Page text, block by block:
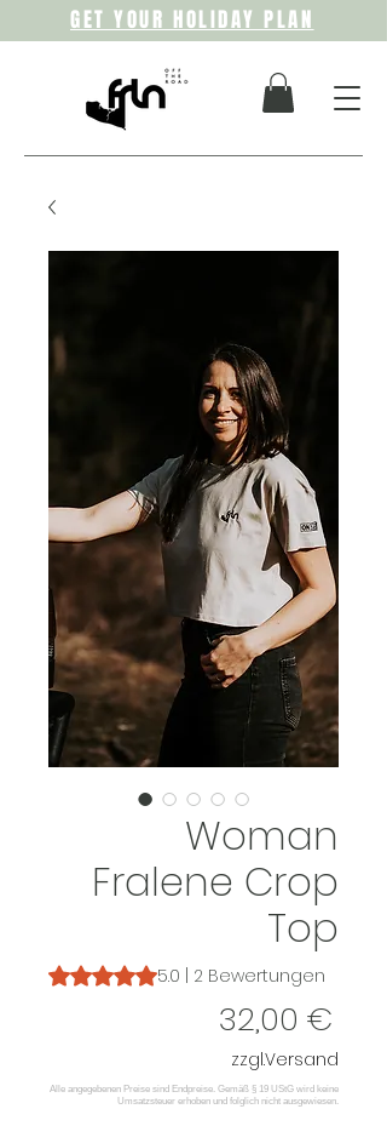
GET YOUR HOLIDAY PLAN
Woman
Fralene Crop
Top
Das Rating beträgt 5.0 von fünf
5.0 | 2 Bewertungen
32,00 €
zzgl.Versand